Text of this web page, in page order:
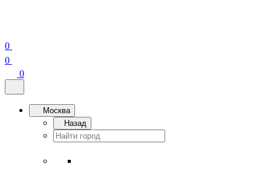
0
0
0
Москва
Назад